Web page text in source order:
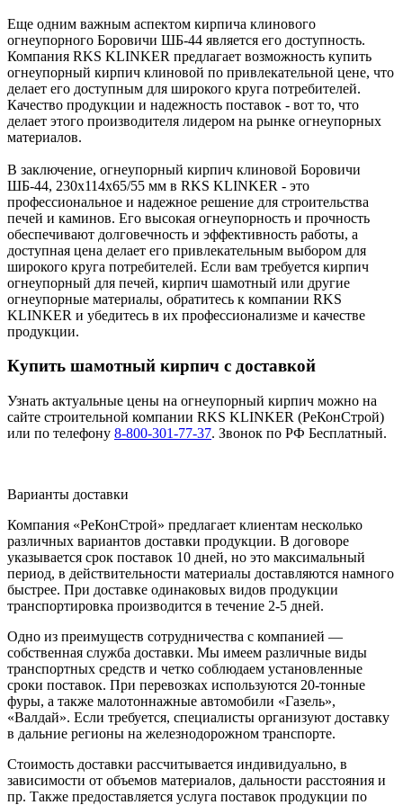
Еще одним важным аспектом кирпича клинового
огнеупорного Боровичи ШБ-44 является его доступность.
Компания RKS KLINKER предлагает возможность купить
огнеупорный кирпич клиновой по привлекательной цене, что
делает его доступным для широкого круга потребителей.
Качество продукции и надежность поставок - вот то, что
делает этого производителя лидером на рынке огнеупорных
материалов.
В заключение, огнеупорный кирпич клиновой Боровичи
ШБ-44, 230x114x65/55 мм в RKS KLINKER - это
профессиональное и надежное решение для строительства
печей и каминов. Его высокая огнеупорность и прочность
обеспечивают долговечность и эффективность работы, а
доступная цена делает его привлекательным выбором для
широкого круга потребителей. Если вам требуется кирпич
огнеупорный для печей, кирпич шамотный или другие
огнеупорные материалы, обратитесь к компании RKS
KLINKER и убедитесь в их профессионализме и качестве
продукции.
Купить шамотный кирпич с доставкой
Узнать актуальные цены на огнеупорный кирпич можно на
сайте строительной компании RKS KLINKER (РеКонСтрой)
или по телефону 8-800-301-77-37. Звонок по РФ Бесплатный.
Варианты доставки
Компания «РеКонСтрой» предлагает клиентам несколько
различных вариантов доставки продукции. В договоре
указывается срок поставок 10 дней, но это максимальный
период, в действительности материалы доставляются намного
быстрее. При доставке одинаковых видов продукции
транспортировка производится в течение 2-5 дней.
Одно из преимуществ сотрудничества с компанией —
собственная служба доставки. Мы имеем различные виды
транспортных средств и четко соблюдаем установленные
сроки поставок. При перевозках используются 20-тонные
фуры, а также малотоннажные автомобили «Газель»,
«Валдай». Если требуется, специалисты организуют доставку
в дальние регионы на железнодорожном транспорте.
Стоимость доставки рассчитывается индивидуально, в
зависимости от объемов материалов, дальности расстояния и
пр. Также предоставляется услуга поставок продукции по